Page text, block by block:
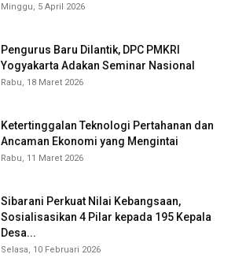
Minggu, 5 April 2026
Pengurus Baru Dilantik, DPC PMKRI
Yogyakarta Adakan Seminar Nasional
Rabu, 18 Maret 2026
Ketertinggalan Teknologi Pertahanan dan
Ancaman Ekonomi yang Mengintai
Rabu, 11 Maret 2026
Sibarani Perkuat Nilai Kebangsaan,
Sosialisasikan 4 Pilar kepada 195 Kepala
Desa...
Selasa, 10 Februari 2026